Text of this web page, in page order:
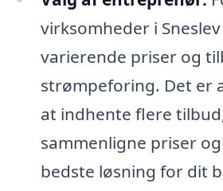
virksomheder i
varierende priser og
strømpeforing. Det er
at indhente flere
sammenligne priser
bedste løsning for dit